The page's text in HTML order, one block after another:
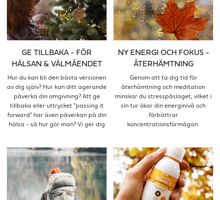
GE TILLBAKA - FÖR
HÄLSAN & VÄLMÅENDET
Hur du kan bli den bästa versionen
av dig själv? Hur kan ditt agerande
påverka din omgivning? Att ge
tillbaka eller uttrycket "passing it
forward" har även påverkan på din
hälsa - så hur gör man? Vi ger dig
NY ENERGI OCH FOKUS -
ÅTERHÄMTNING
Genom att ta dig tid för
återhämtning och meditation
minskar du stresspåslaget, vilket i
sin tur ökar din energinivå och
förbättrar
koncentrationsförmågan.